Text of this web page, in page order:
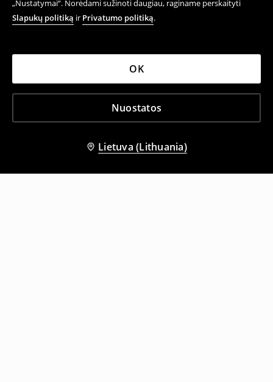
„Nustatymai“. Norėdami sužinoti daugiau, raginame perskaityti
Slapukų politiką ir Privatumo politiką.
Nuostatos
OK
Lietuva (Lithuania)